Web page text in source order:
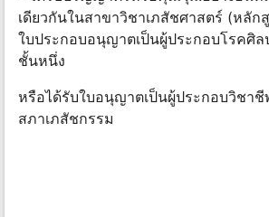
เดียวกันในสาขาวิชาเภสัชศาสตร์ (หลัก
ใบประกอบอนุญาตเป็นผู้ประกอบโรคศิล
ชั้นหนึ่ง
หรือได้รับใบอนุญาตเป็นผู้ประกอบวิชาชี
สภาเภสัชกรรม